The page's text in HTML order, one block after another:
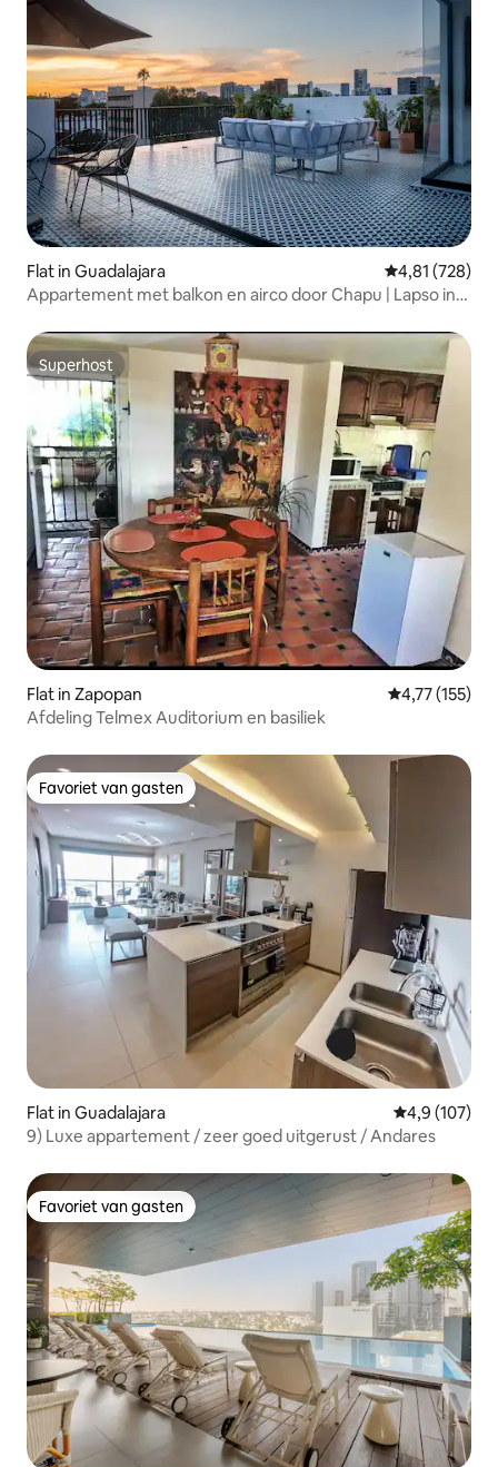
Flat in Guadalajara Gemiddelde
4,81 (728)
Appartement met balkon en airco door Chapu | Lapso in
Superhost
Superhost
Flat in Zapopan Gemiddelde
4,77 (155)
Afdeling Telmex Auditorium en basiliek
Favoriet van gasten
Favoriet van gasten
Flat in Guadalajara Gemiddelde
4,9 (107)
9) Luxe appartement / zeer goed uitgerust / Andares
Favoriet van gasten
Favoriet van gasten